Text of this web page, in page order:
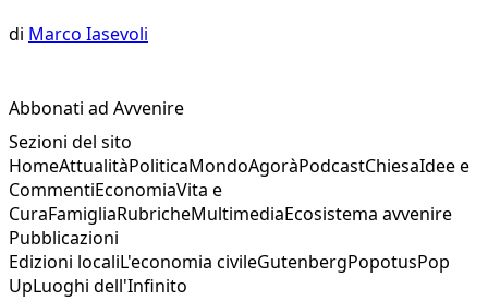
di Marco Iasevoli
Abbonati ad Avvenire
Sezioni del sito
HomeAttualitàPoliticaMondoAgoràPodcastChiesaIdee e
CommentiEconomiaVita e
CuraFamigliaRubricheMultimediaEcosistema avvenire
Pubblicazioni
Edizioni localiL'economia civileGutenbergPopotusPop
UpLuoghi dell'Infinito